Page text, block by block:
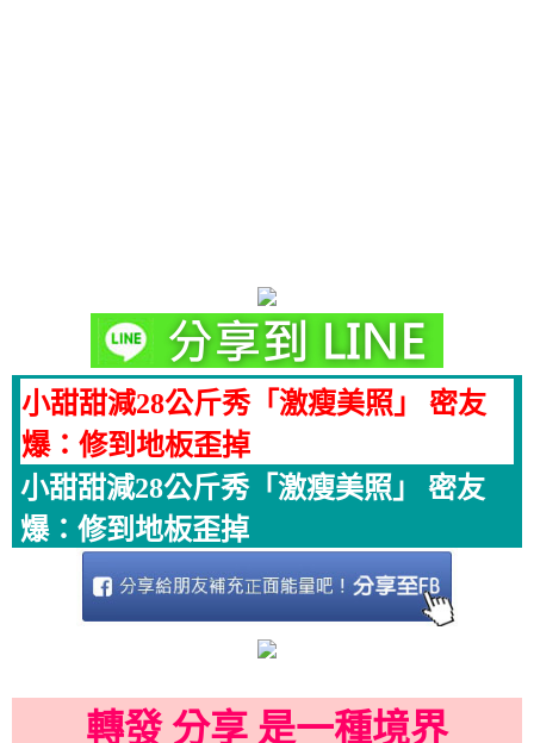
小甜甜減28公斤秀「激瘦美照」 密友
爆：修到地板歪掉
小甜甜減28公斤秀「激瘦美照」 密友
爆：修到地板歪掉
轉發 分享 是一種境界